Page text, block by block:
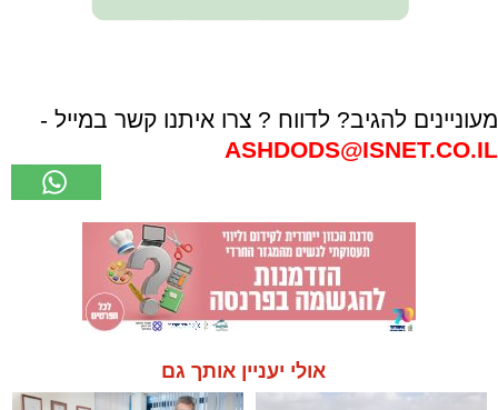
מעוניינים להגיב? לדווח ? צרו איתנו קשר במייל -
ASHDODS@ISNET.CO.IL
אולי יעניין אותך גם